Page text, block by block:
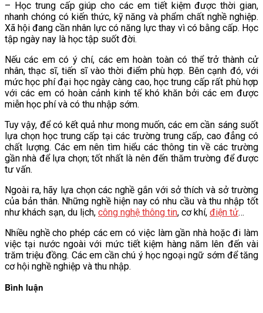
– Học trung cấp giúp cho các em tiết kiệm được thời gian,
nhanh chóng có kiến thức, kỹ năng và phẩm chất nghề nghiệp.
Xã hội đang cần nhân lực có năng lực thay vì có bằng cấp. Học
tập ngày nay là học tập suốt đời.
Nếu các em có ý chí, các em hoàn toàn có thể trở thành cử
nhân, thạc sĩ, tiến sĩ vào thời điểm phù hợp. Bên cạnh đó, với
mức học phí đại học ngày càng cao, học trung cấp rất phù hợp
với các em có hoàn cảnh kinh tế khó khăn bởi các em được
miễn học phí và có thu nhập sớm.
Tuy vậy, để có kết quả như mong muốn, các em cần sáng suốt
lựa chọn học trung cấp tại các trường trung cấp, cao đẳng có
chất lượng. Các em nên tìm hiểu các thông tin về các trường
gần nhà để lựa chọn; tốt nhất là nên đến thăm trường để được
tư vấn.
Ngoài ra, hãy lựa chọn các nghề gắn với sở thích và sở trường
của bản thân. Những nghề hiện nay có nhu cầu và thu nhập tốt
như khách sạn, du lịch, công nghệ thông tin, cơ khí, điện tử…
Nhiều nghề cho phép các em có việc làm gần nhà hoặc đi làm
việc tại nước ngoài với mức tiết kiệm hàng năm lên đến vài
trăm triệu đồng. Các em cần chú ý học ngoại ngữ sớm để tăng
cơ hội nghề nghiệp và thu nhập.
Bình luận